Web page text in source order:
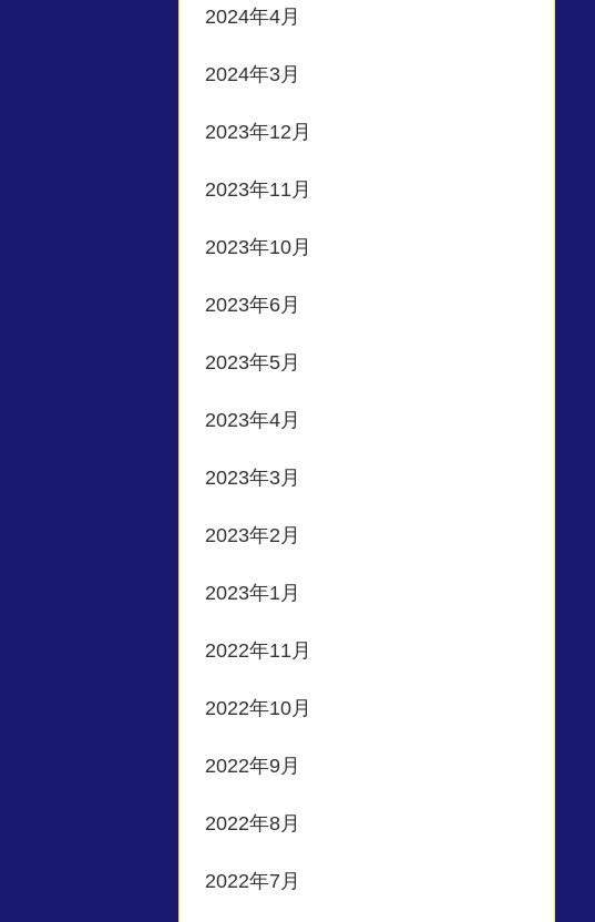
2024年4月
2024年3月
2023年12月
2023年11月
2023年10月
2023年6月
2023年5月
2023年4月
2023年3月
2023年2月
2023年1月
2022年11月
2022年10月
2022年9月
2022年8月
2022年7月